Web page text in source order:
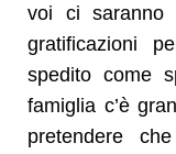
voi ci saranno
gratificazioni
spedito come
famiglia c’è
pretendere